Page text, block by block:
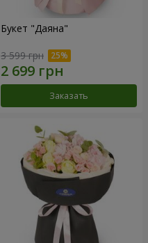
Букет "Даяна"
3 599 грн
Заказать